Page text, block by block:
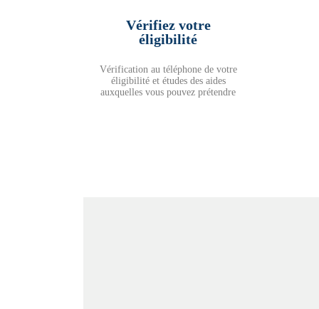
Vérifiez votre
éligibilité
Vérification au téléphone de votre
éligibilité et études des aides
auxquelles vous pouvez prétendre